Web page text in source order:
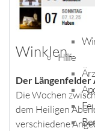
Hilfe
Winklen
Der Längenfelder
Die Wochen
dem Heiligen
verschiedene